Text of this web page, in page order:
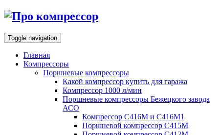
Toggle navigation
Главная
Компрессоры
Поршневые компрессоры
Какой компрессор купить для гаража
Компрессор 1000 л/мин
Поршневые компрессоры Бежецкого завода
АСО
Компрессор С416М и С416М1
Поршневой компрессор С415М